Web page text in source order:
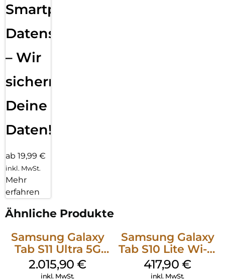
Smartphone
Datensicherung
– Wir
sichern
Deine
Daten!
ab 19,99 €
inkl. MwSt.
Mehr
erfahren
Ähnliche Produkte
Samsung Galaxy
Tab S11 Ultra 5G
512 GB Gray
2.015,90€
inkl. MwSt.
Samsung Galaxy
Tab S10 Lite Wi-Fi
256 GB Silver
417,90€
inkl. MwSt.